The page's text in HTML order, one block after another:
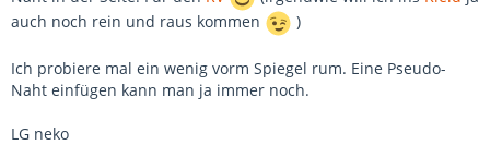
auch noch rein und raus kommen
)
Ich probiere mal ein wenig vorm Spiegel rum. Eine Pseudo-
Naht einfügen kann man ja immer noch.
LG neko